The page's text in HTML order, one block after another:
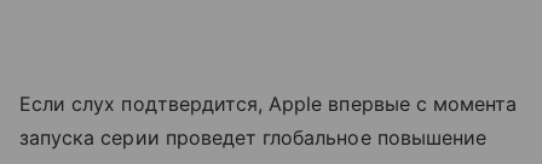
Если слух подтвердится, Apple впервые с момента
запуска серии проведет глобальное повышение